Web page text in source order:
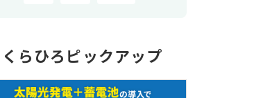
くらひろピックアップ